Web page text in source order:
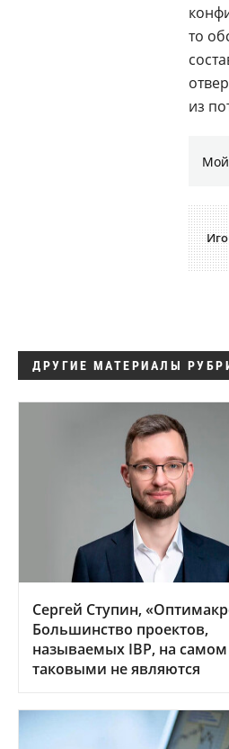
то
из
ДРУГИЕ МАТЕРИАЛЫ
Сергей Ступин,
Большинство проектов,
называемых IBP, на
таковыми не являются